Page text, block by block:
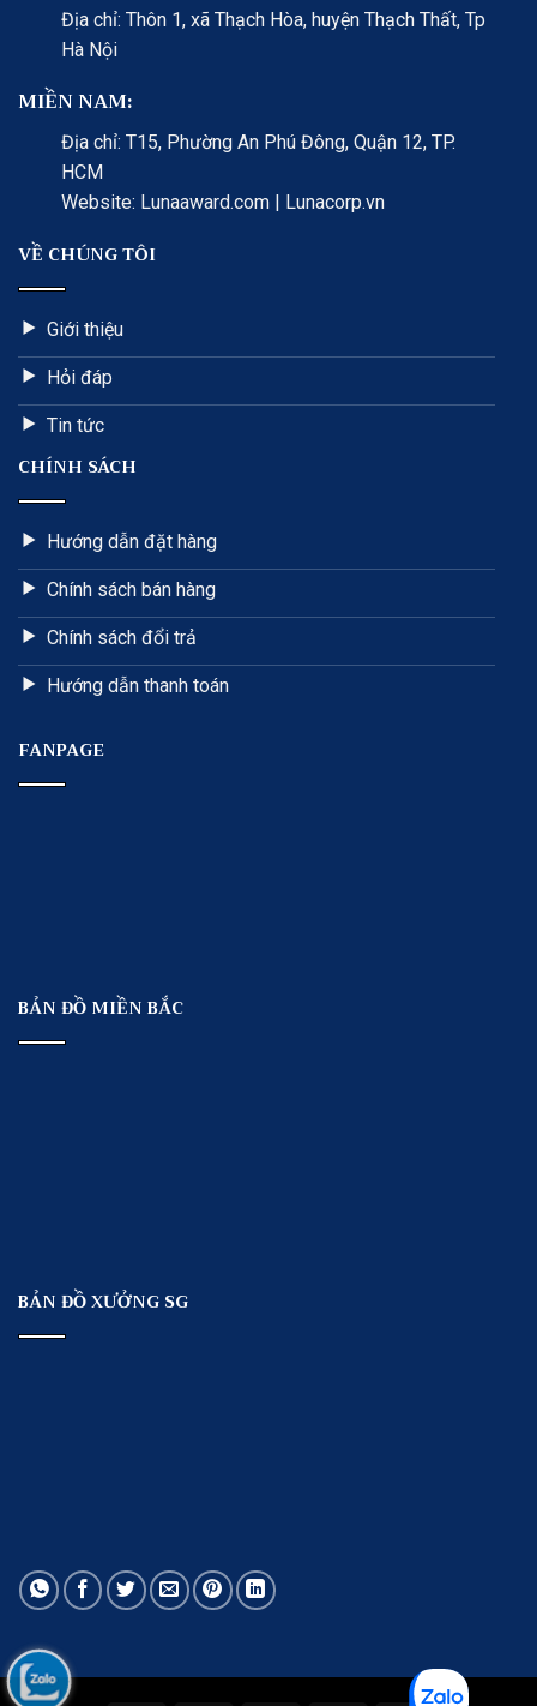
Địa chỉ: Thôn 1, xã Thạch Hòa, huyện Thạch Thất, Tp
Hà Nội
MIỀN NAM:
Địa chỉ: T15, Phường An Phú Đông, Quận 12, TP.
HCM
Website: Lunaaward.com | Lunacorp.vn
VỀ CHÚNG TÔI
Giới thiệu
Hỏi đáp
Tin tức
CHÍNH SÁCH
Hướng dẫn đặt hàng
Chính sách bán hàng
Chính sách đổi trả
Hướng dẫn thanh toán
FANPAGE
BẢN ĐỒ MIỀN BẮC
BẢN ĐỒ XƯỞNG SG